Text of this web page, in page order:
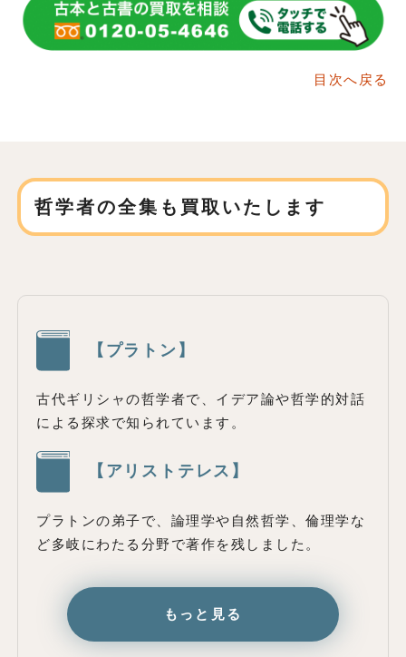
目次へ戻る
哲学者の全集も買取いたします
【プラトン】
古代ギリシャの哲学者で、イデア論や哲学的対話
による探求で知られています。
【アリストテレス】
プラトンの弟子で、論理学や自然哲学、倫理学な
ど多岐にわたる分野で著作を残しました。
もっと見る